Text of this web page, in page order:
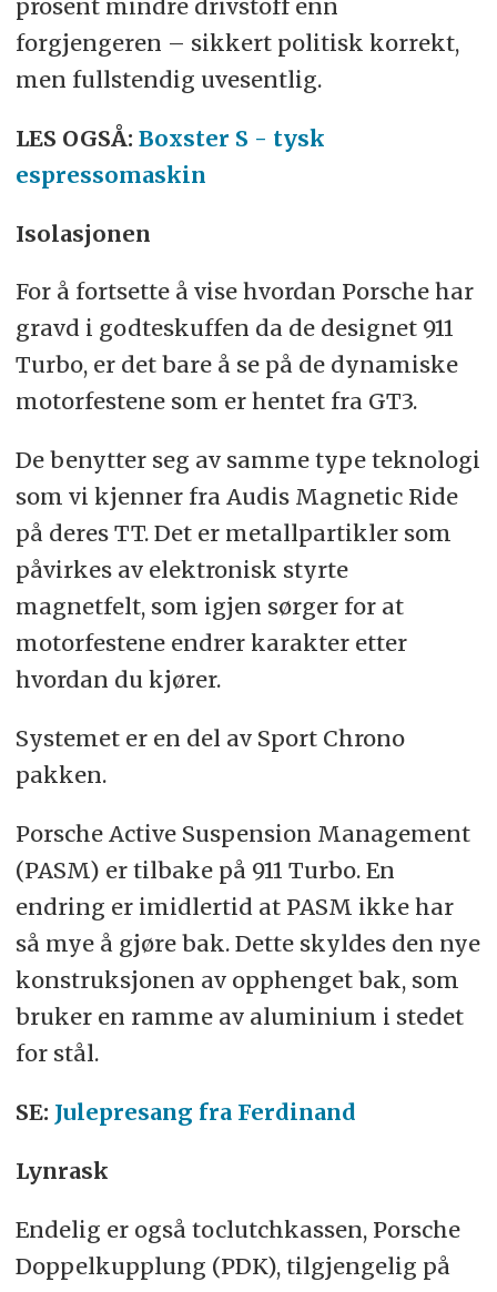
prosent mindre drivstoff enn
forgjengeren – sikkert politisk korrekt,
men fullstendig uvesentlig.
LES OGSÅ: Boxster S - tysk
espressomaskin
Isolasjonen
For å fortsette å vise hvordan Porsche har
gravd i godteskuffen da de designet 911
Turbo, er det bare å se på de dynamiske
motorfestene som er hentet fra GT3.
De benytter seg av samme type teknologi
som vi kjenner fra Audis Magnetic Ride
på deres TT. Det er metallpartikler som
påvirkes av elektronisk styrte
magnetfelt, som igjen sørger for at
motorfestene endrer karakter etter
hvordan du kjører.
Systemet er en del av Sport Chrono
pakken.
Porsche Active Suspension Management
(PASM) er tilbake på 911 Turbo. En
endring er imidlertid at PASM ikke har
så mye å gjøre bak. Dette skyldes den nye
konstruksjonen av opphenget bak, som
bruker en ramme av aluminium i stedet
for stål.
SE: Julepresang fra Ferdinand
Lynrask
Endelig er også toclutchkassen, Porsche
Doppelkupplung (PDK), tilgjengelig på